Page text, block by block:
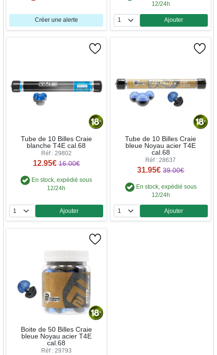
Créer une alerte
12/24h
Quantité
Ajouter
Tube de 10 Billes Craie
blanche T4E cal.68
Réf : 29802
12.95€ 16.00€
En stock, expédié sous
12/24h
Quantité
Ajouter
Tube de 10 Billes Craie
bleue Noyau acier T4E
cal.68
Réf : 28637
31.95€ 39.00€
En stock, expédié sous
12/24h
Quantité
Ajouter
Boite de 50 Billes Craie
bleue Noyau acier T4E
cal.68
Réf : 29793